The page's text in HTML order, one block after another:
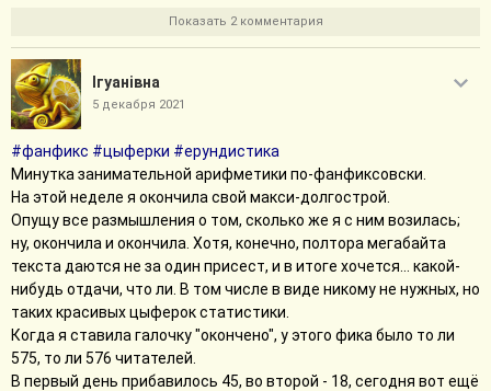
Показать 2 комментария
Iгуанiвна
5 декабря 2021
#фанфикс #цыферки #ерундистика
Минутка занимательной арифметики по-фанфиксовски.
На этой неделе я окончила свой макси-долгострой.
Опущу все размышления о том, сколько же я с ним возилась;
ну, окончила и окончила. Хотя, конечно, полтора мегабайта
текста даются не за один присест, и в итоге хочется... какой-
нибудь отдачи, что ли. В том числе в виде никому не нужных, но
таких красивых цыферок статистики.
Когда я ставила галочку "окончено", у этого фика было то ли
575, то ли 576 читателей.
В первый день прибавилось 45, во второй - 18, сегодня вот ещё